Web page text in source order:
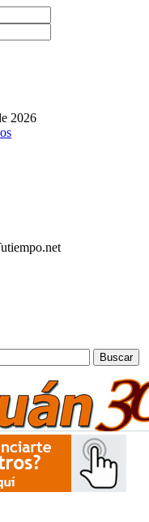
de 2026